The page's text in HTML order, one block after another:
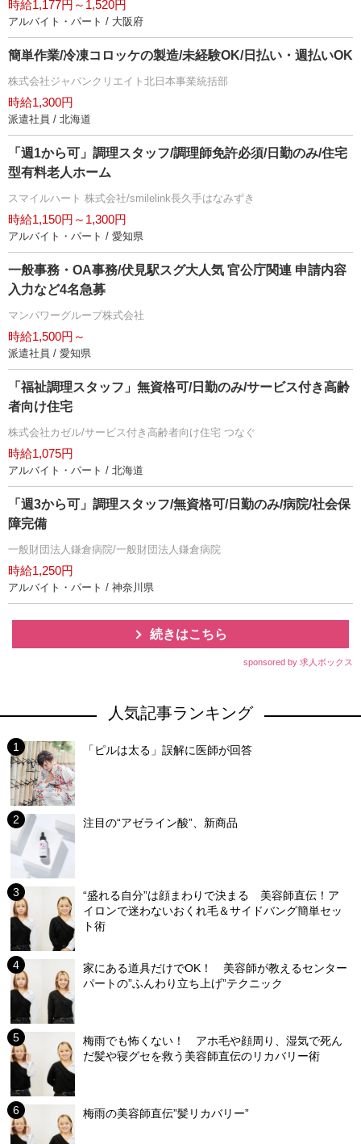
時給1,177円～1,520円
アルバイト・パート / 大阪府
簡単作業/冷凍コロッケの製造/未経験OK/日払い・週払いOK
株式会社ジャパンクリエイト北日本事業統括部
時給1,300円
派遣社員 / 北海道
「週1から可」調理スタッフ/調理師免許必須/日勤のみ/住宅
型有料老人ホーム
スマイルハート 株式会社/smilelink長久手はなみずき
時給1,150円～1,300円
アルバイト・パート / 愛知県
一般事務・OA事務/伏見駅スグ大人気 官公庁関連 申請内容
入力など4名急募
マンパワーグループ株式会社
時給1,500円～
派遣社員 / 愛知県
「福祉調理スタッフ」無資格可/日勤のみ/サービス付き高齢
者向け住宅
株式会社カゼル/サービス付き高齢者向け住宅 つなぐ
時給1,075円
アルバイト・パート / 北海道
「週3から可」調理スタッフ/無資格可/日勤のみ/病院/社会保
障完備
一般財団法人鎌倉病院/一般財団法人鎌倉病院
時給1,250円
アルバイト・パート / 神奈川県
続きはこちら
sponsored by 求人ボックス
人気記事ランキング
「ピルは太る」誤解に医師が回答
注目の“アゼライン酸”、新商品
“盛れる自分”は顔まわりで決まる 美容師直伝！ア
イロンで迷わないおくれ毛＆サイドバング簡単セッ
ト術
家にある道具だけでOK！ 美容師が教えるセンター
パートの”ふんわり立ち上げ”テクニック
梅雨でも怖くない！ アホ毛や顔周り、湿気で死ん
だ髪や寝グセを救う美容師直伝のリカバリー術
梅雨の美容師直伝”髪リカバリー”